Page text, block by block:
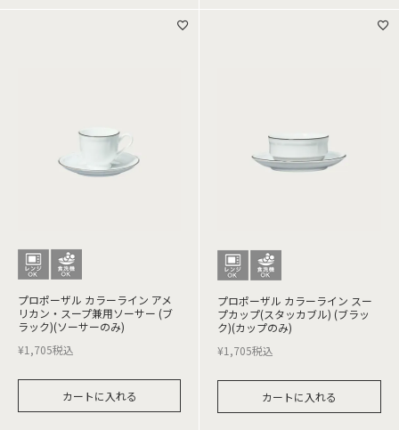
プロポーザル カラーライン アメ
リカン・スープ兼用ソーサー (ブ
ラック)(ソーサーのみ)
¥1,705税込
カートに入れる
プロポーザル カラーライン スー
プカップ(スタッカブル) (ブラッ
ク)(カップのみ)
¥1,705税込
カートに入れる